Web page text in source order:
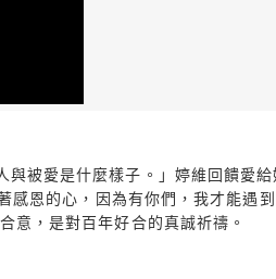
被愛是什麼樣子。」婷維回饋愛
恩的心，因為有你們，我才能遇
意，是對百年好合的真誠祈禱。